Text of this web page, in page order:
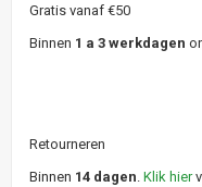
Gratis vanaf €50
Binnen 1 a 3 werkdagen
Retourneren
Binnen 14 dagen Klik hier